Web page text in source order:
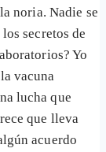
noria. Nadie se
secretos de
Yo
vacuna
lucha que
que lleva
acuerdo